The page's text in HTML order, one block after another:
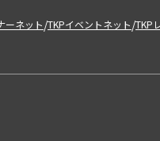
ーネット/TKPイベントネット/TKP